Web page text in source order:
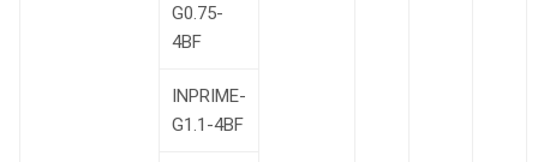
G0.75-
4BF
INPRIME-
G1.1-4BF